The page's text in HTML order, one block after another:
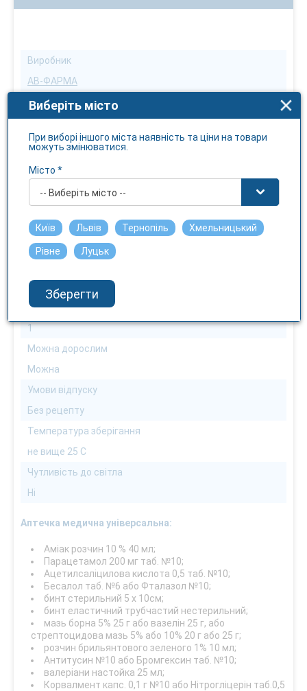
Виробник
АВ-ФАРМА
Ознака виробника
Вітчизняний
Країна виробника
Бренд
АВ-ФАРМА
Первинна упаковка
упаковка
Штука
Кількість в упаковці
1
Можна дорослим
Можна
Умови відпуску
Без рецепту
Температура зберігання
не вище 25 С
Чутливість до світла
Ні
Аптечка медична універсальна:
Аміак розчин 10 % 40 мл;
Парацетамол 200 мг таб. №10;
Ацетилсаліцилова кислота 0,5 таб. №10;
Бесалол таб. №6 або Фталазол №10;
бинт стерильний 5 х 10см;
бинт еластичний трубчастий нестерильний;
мазь борна 5% 25 г або вазелін 25 г, або
стрептоцидова мазь 5% або 10% 20 г або 25 г;
розчин брильянтового зеленого 1% 10 мл;
Антитусин №10 або Бромгексин таб. №10;
валеріани настойка 25 мл;
Корвалмент капс. 0,1 г №10 або Нітрогліцерін таб.0,5
Виберіть місто
При виборі іншого міста наявність та ціни на товари
можуть змінюватися.
Місто *
-- Виберіть місто --
Київ Львів Тернопіль Хмельницький
Рівне Луцьк
Зберегти